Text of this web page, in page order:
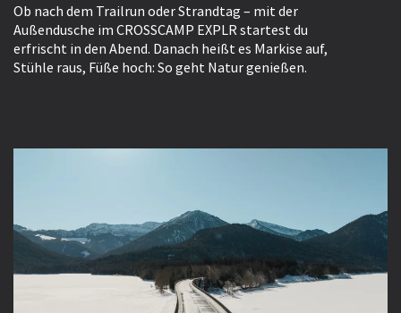
Ob nach dem Trailrun oder Strandtag – mit der
Außendusche im CROSSCAMP EXPLR startest du
erfrischt in den Abend. Danach heißt es Markise auf,
Stühle raus, Füße hoch: So geht Natur genießen.